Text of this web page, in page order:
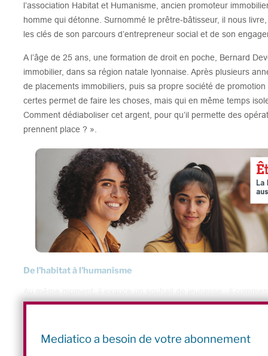
l’association Habitat et Humanisme, ancien promoteur
homme qui détonne. Surnommé le prêtre-bâtisseur, il nous
les clés de son parcours d’entrepreneur social et de son
A l’âge de 25 ans, une formation de droit en poche, Bernard
immobilier, dans sa région natale lyonnaise. Après plusieurs
de placements immobiliers, puis sa propre société de
certes permet de faire les choses, mais qui en même temps
Comment dédiaboliser cet argent, pour qu’il permette des
prennent place ? ».
De l’habitat à l’humanisme
l’idée de promouvoir la « réconciliation ». Il sera ordonné
deviendra ensuite aumônier du centre anti-cancéreux de Lyon.
Mediatico a besoin de votre abonnement